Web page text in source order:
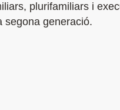
plurifamiliars i
segona generació.